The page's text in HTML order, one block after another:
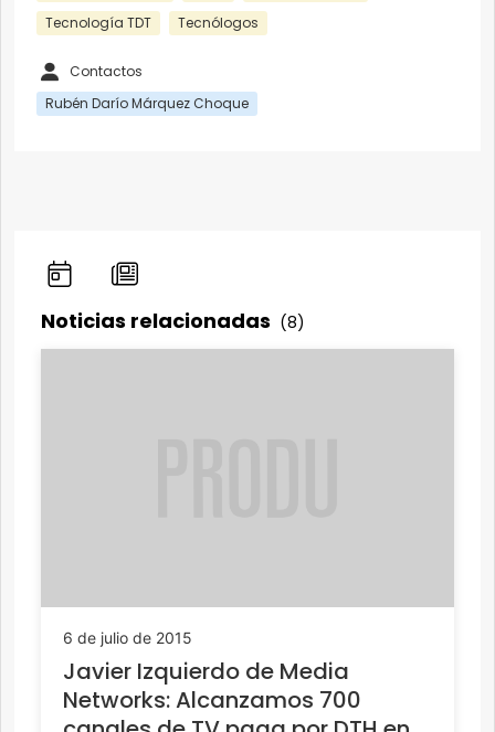
Tecnología TDT
Tecnólogos
Contactos
Rubén Darío Márquez Choque
Noticias relacionadas (8)
6 de julio de 2015
Javier Izquierdo de Media
Networks: Alcanzamos 700